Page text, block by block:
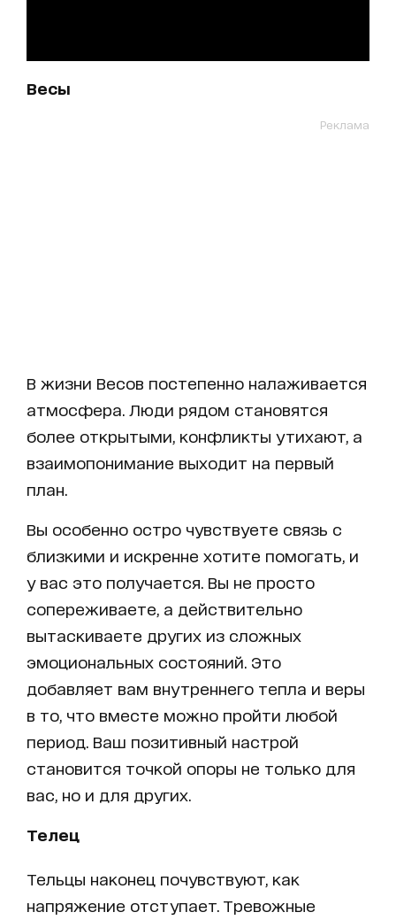
Весы
Реклама
В жизни Весов постепенно налаживается
атмосфера. Люди рядом становятся
более открытыми, конфликты утихают, а
взаимопонимание выходит на первый
план.
Вы особенно остро чувствуете связь с
близкими и искренне хотите помогать, и
у вас это получается. Вы не просто
сопереживаете, а действительно
вытаскиваете других из сложных
эмоциональных состояний. Это
добавляет вам внутреннего тепла и веры
в то, что вместе можно пройти любой
период. Ваш позитивный настрой
становится точкой опоры не только для
вас, но и для других.
Телец
Тельцы наконец почувствуют, как
напряжение отступает. Тревожные